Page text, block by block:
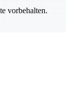
vorbehalten.